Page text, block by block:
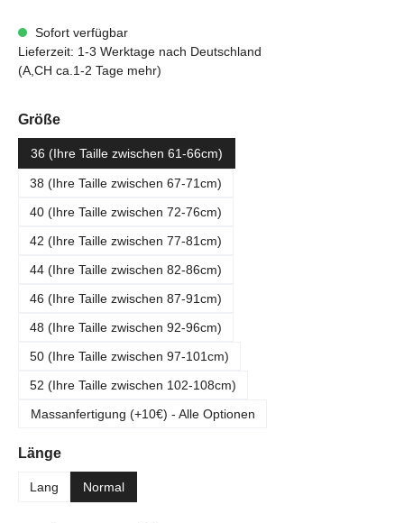
Sofort verfügbar
Lieferzeit: 1-3 Werktage nach Deutschland
(A,CH ca.1-2 Tage mehr)
Größeauswählen
36 (Ihre Taille zwischen 61-66cm)
38 (Ihre Taille zwischen 67-71cm)
40 (Ihre Taille zwischen 72-76cm)
42 (Ihre Taille zwischen 77-81cm)
44 (Ihre Taille zwischen 82-86cm)
46 (Ihre Taille zwischen 87-91cm)
48 (Ihre Taille zwischen 92-96cm)
50 (Ihre Taille zwischen 97-101cm)
52 (Ihre Taille zwischen 102-108cm)
Massanfertigung (+10€) - Alle Optionen
Längeauswählen
Lang Normal